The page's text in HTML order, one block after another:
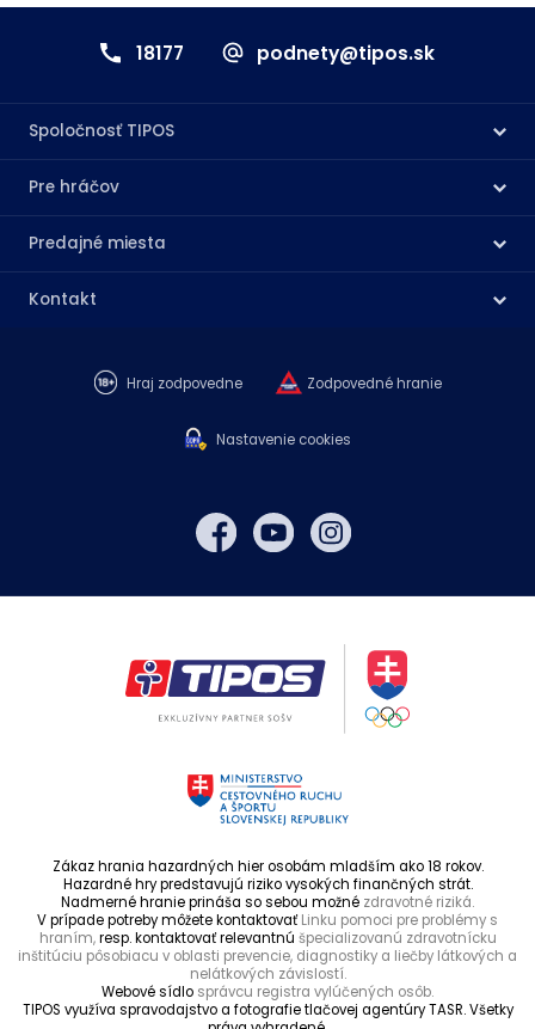
18177 podnety@tipos.sk
Spoločnosť TIPOS
Pre hráčov
Predajné miesta
Kontakt
Hraj zodpovedne Zodpovedné hranie
Nastavenie cookies
Zákaz hrania hazardných hier osobám mladším ako 18 rokov.
Hazardné hry predstavujú riziko vysokých finančných strát.
Nadmerné hranie prináša so sebou možné zdravotné riziká.
V prípade potreby môžete kontaktovaťLinku pomoci pre problémy s
hraním,resp. kontaktovať relevantnú špecializovanú zdravotnícku
inštitúciu pôsobiacu v oblasti prevencie, diagnostiky a liečby látkových a
nelátkových závislostí.
Webové sídlo správcu registra vylúčených osôb.
TIPOS využíva spravodajstvo a fotografie tlačovej agentúry TASR. Všetky